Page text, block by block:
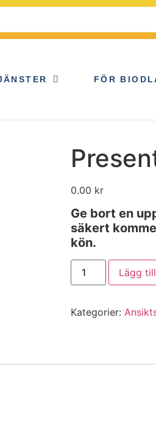
FÖR
0.00 kr
Ge bort en
säkert
kön.
Lägg
Kategorier: